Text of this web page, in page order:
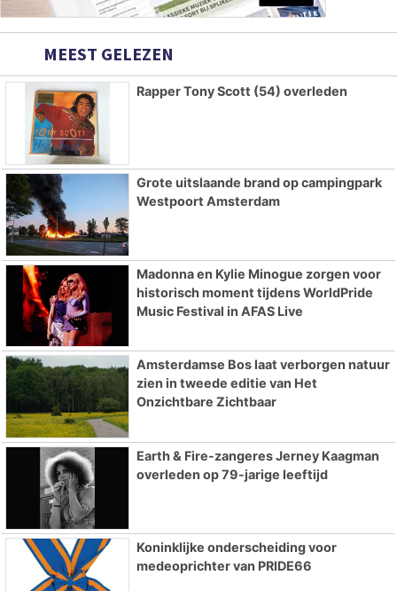
MEEST GELEZEN
Rapper Tony Scott (54) overleden
Grote uitslaande brand op campingpark
Westpoort Amsterdam
Madonna en Kylie Minogue zorgen voor
historisch moment tijdens WorldPride
Music Festival in AFAS Live
Amsterdamse Bos laat verborgen natuur
zien in tweede editie van Het
Onzichtbare Zichtbaar
Earth & Fire-zangeres Jerney Kaagman
overleden op 79-jarige leeftijd
Koninklijke onderscheiding voor
medeoprichter van PRIDE66